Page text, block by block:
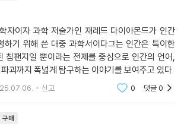
공해줄 것이다.
드대학교 생물학과 명예교수)
의 폭력성을 보여준다. 때문에 저자는 인간에게 필
저지른 파괴 행위를 반성하는 것이라고 강조한
을 읽는다는 것 자체가 과학이나 환경에 대한 이해
수정해 나갈 수 있는 가능성을 뜻하는 것이다. 이
다.
자이자 과학 저술가인 재레드 다이아몬드가 인간
하기 위해 쓴 대중 과학서이다그는 인간은 특이한
침팬지일 뿐이라는 전제를 중심으로 인간의 언어,
괴까지 폭넓게 탐구하는 이야기를 보여주고 있다
신고 0 댓글0
구매